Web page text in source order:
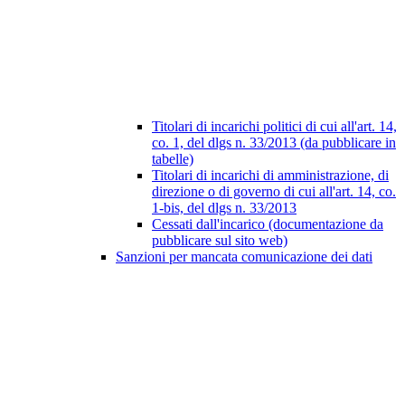
Titolari di incarichi politici di cui all'art. 14,
co. 1, del dlgs n. 33/2013 (da pubblicare in
tabelle)
Titolari di incarichi di amministrazione, di
direzione o di governo di cui all'art. 14, co.
1-bis, del dlgs n. 33/2013
Cessati dall'incarico (documentazione da
pubblicare sul sito web)
Sanzioni per mancata comunicazione dei dati